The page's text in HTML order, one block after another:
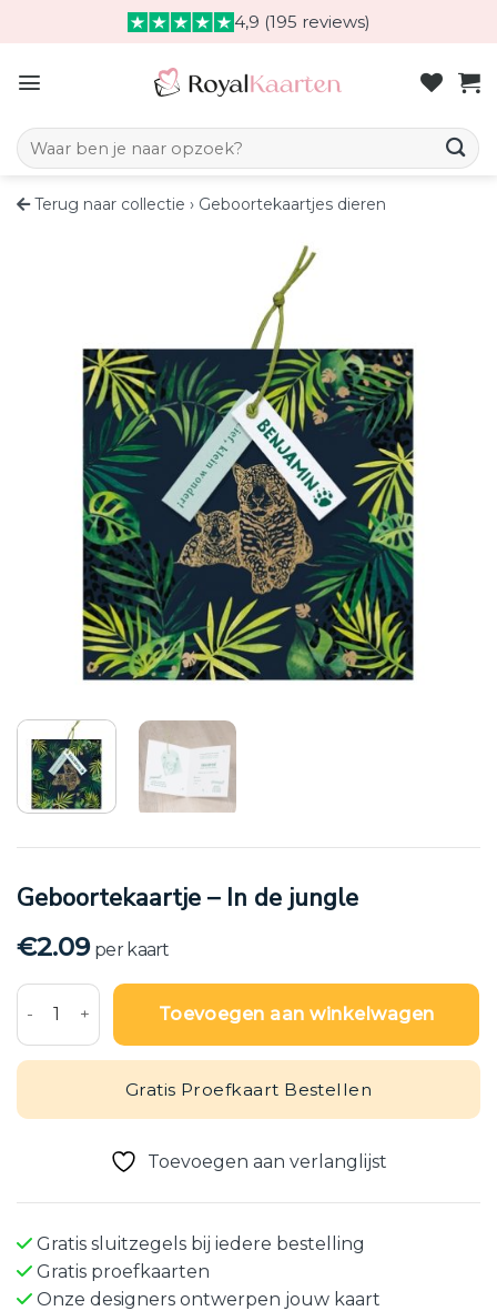
4,9 (195 reviews)
Zoeken naar:
Terug naar collectie › Geboortekaartjes dieren
Geboortekaartje – In de jungle
€2.09 per kaart
Geboortekaartje - In de jungle aantal
Toevoegen aan winkelwagen
Gratis Proefkaart Bestellen
Toevoegen aan verlanglijst
Gratis sluitzegels bij iedere bestelling
Gratis proefkaarten
Onze designers ontwerpen jouw kaart